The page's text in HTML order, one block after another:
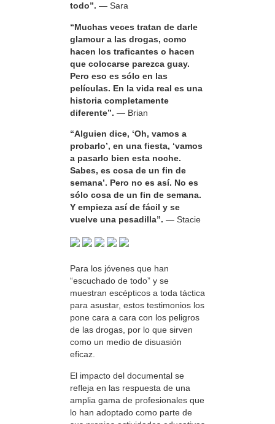
todo”. — Sara
“Muchas veces tratan de darle
glamour a las drogas, como
hacen los traficantes o hacen
que colocarse parezca guay.
Pero eso es sólo en las
películas. En la vida real es una
historia completamente
diferente”. — Brian
“Alguien dice, ‘Oh, vamos a
probarlo’, en una fiesta, ‘vamos
a pasarlo bien esta noche.
Sabes, es cosa de un fin de
semana’. Pero no es así. No es
sólo cosa de un fin de semana.
Y empieza así de fácil y se
vuelve una pesadilla”. — Stacie
Para los jóvenes que han
“escuchado de todo” y se
muestran escépticos a toda táctica
para asustar, estos testimonios los
pone cara a cara con los peligros
de las drogas, por lo que sirven
como un medio de disuasión
eficaz.
El impacto del documental se
refleja en las respuesta de una
amplia gama de profesionales que
lo han adoptado como parte de